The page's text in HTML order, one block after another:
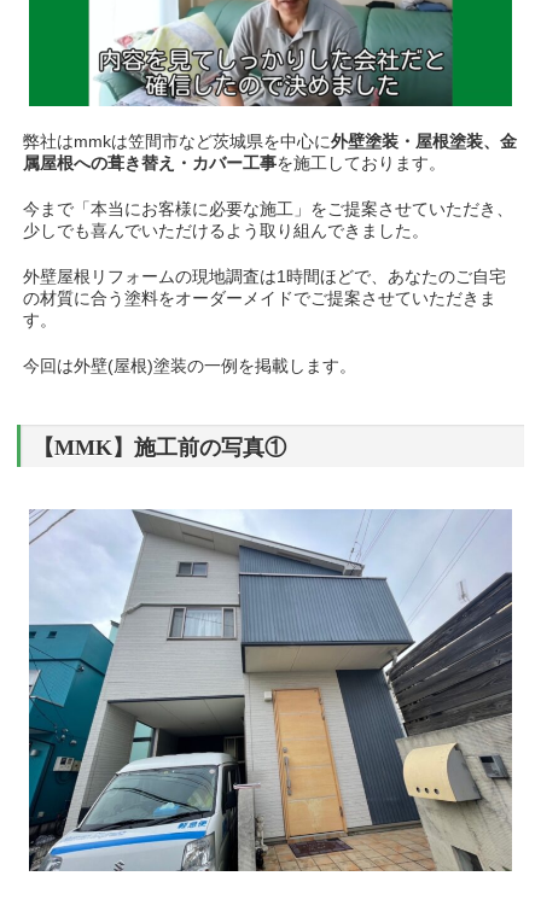
弊社はmmkは笠間市など茨城県を中心に外壁塗装・屋根塗装、金
属屋根への葺き替え・カバー工事を施工しております。
今まで「本当にお客様に必要な施工」をご提案させていただき、
少しでも喜んでいただけるよう取り組んできました。
外壁屋根リフォームの現地調査は1時間ほどで、あなたのご自宅
の材質に合う塗料をオーダーメイドでご提案させていただきま
す。
今回は外壁(屋根)塗装の一例を掲載します。
【MMK】施工前の写真①